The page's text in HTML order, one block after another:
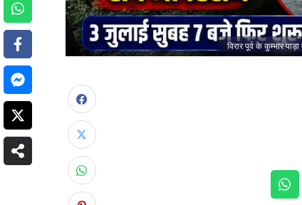
विरार पूर्व के कुम्भार